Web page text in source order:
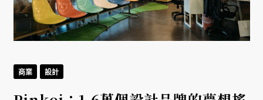
商業 設計